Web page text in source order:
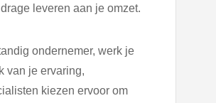
leveren aan je omzet.
ondernemer, werk je
van je ervaring,
kiezen ervoor om